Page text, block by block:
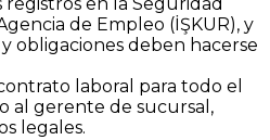
de Empleo (İŞKUR), y
obligaciones deben hacerse
laboral para todo el
al gerente de sucursal,
legales.